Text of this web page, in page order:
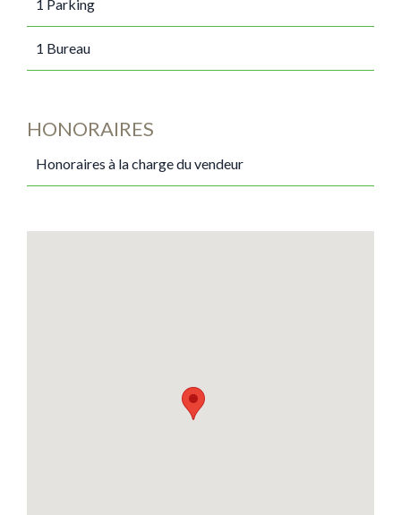
1 Parking
1 Bureau
HONORAIRES
Honoraires à la charge du vendeur